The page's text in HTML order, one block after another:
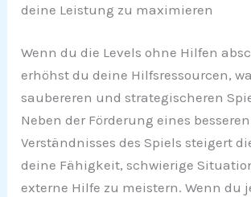
deine Leistung zu maximieren
Wenn du die Levels ohne Hilfen
erhöhst du deine Hilfsressourcen,
saubereren und strategischeren
Neben der Förderung eines besseren
Verständnisses des Spiels steigert
deine Fähigkeit, schwierige
externe Hilfe zu meistern. Wenn du